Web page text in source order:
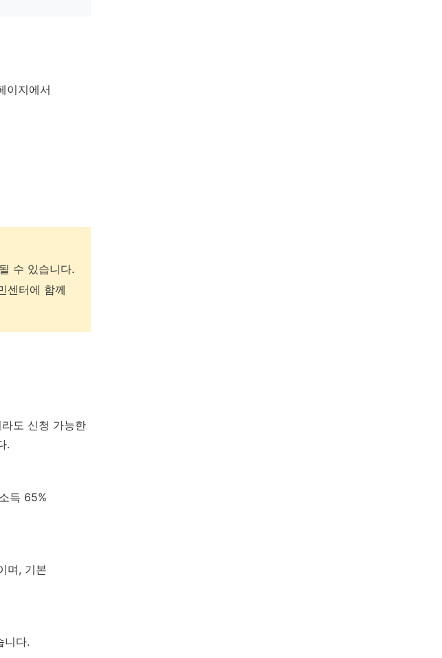
이지에서
수 있습니다.
센터에 함께
도 신청 가능한
.
득 65%
며, 기본
니다.